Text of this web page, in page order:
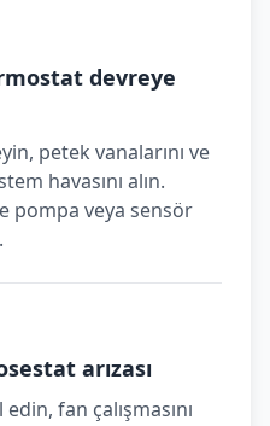
devreye
petek vanalarını ve
havasını alın.
pompa veya sensör
arızası
edin, fan çalışmasını